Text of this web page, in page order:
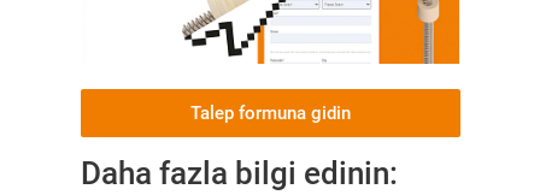
Talep formuna gidin
Daha fazla bilgi edinin: